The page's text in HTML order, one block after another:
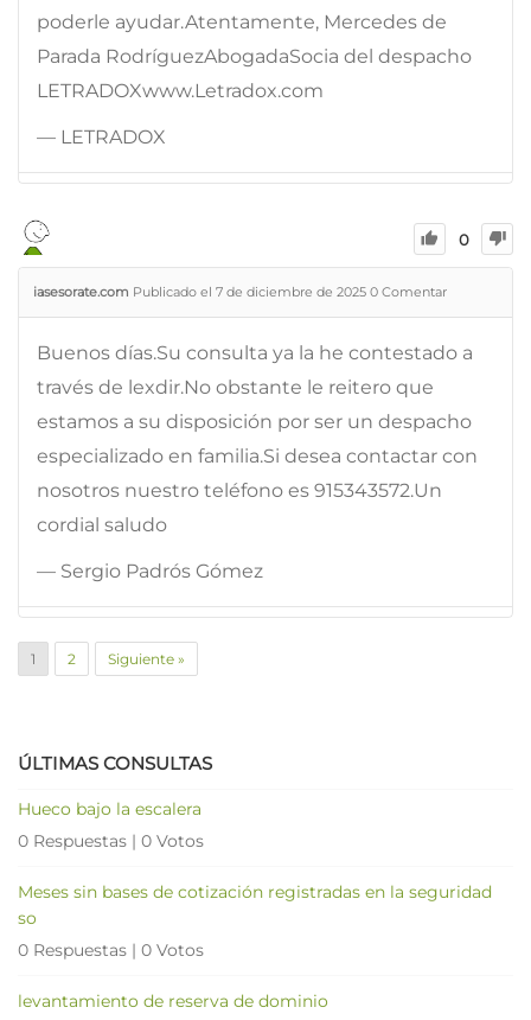
poderle ayudar.Atentamente, Mercedes de
Parada RodríguezAbogadaSocia del despacho
LETRADOXwww.Letradox.com
— LETRADOX
0
iasesorate.com Publicado el 7 de diciembre de 2025 0 Comentar
Buenos días.Su consulta ya la he contestado a
través de lexdir.No obstante le reitero que
estamos a su disposición por ser un despacho
especializado en familia.Si desea contactar con
nosotros nuestro teléfono es 915343572.Un
cordial saludo
— Sergio Padrós Gómez
1 2 Siguiente »
ÚLTIMAS CONSULTAS
Hueco bajo la escalera
0 Respuestas | 0 Votos
Meses sin bases de cotización registradas en la seguridad
so
0 Respuestas | 0 Votos
levantamiento de reserva de dominio